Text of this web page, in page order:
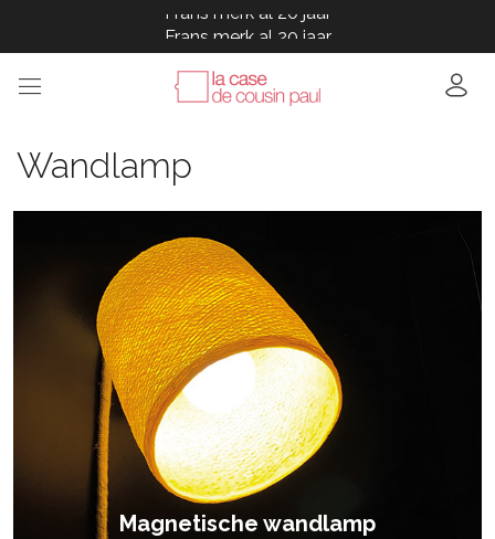
Frans merk al 20 jaar
Frans merk al 20 jaar
Frans merk al 20 jaar
Frans merk al 20 jaar
Wandlamp
Magnetische wandlamp